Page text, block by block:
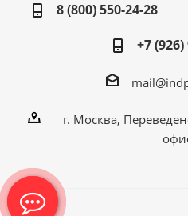
8 (800) 550-24-28
+7
г. Москва,